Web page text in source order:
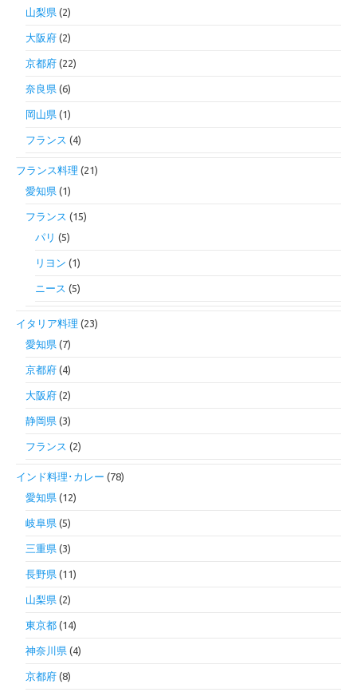
山梨県 (2)
大阪府 (2)
京都府 (22)
奈良県 (6)
岡山県 (1)
フランス (4)
フランス料理 (21)
愛知県 (1)
フランス (15)
パリ (5)
リヨン (1)
ニース (5)
イタリア料理 (23)
愛知県 (7)
京都府 (4)
大阪府 (2)
静岡県 (3)
フランス (2)
インド料理･カレー (78)
愛知県 (12)
岐阜県 (5)
三重県 (3)
長野県 (11)
山梨県 (2)
東京都 (14)
神奈川県 (4)
京都府 (8)